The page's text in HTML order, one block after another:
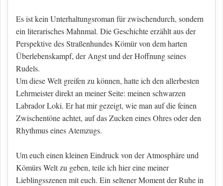
Es ist kein Unterhaltungsroman für zwischendurch, sondern
ein literarisches Mahnmal. Die Geschichte erzählt aus der
Perspektive des Straßenhundes Kömür von dem harten
Überlebenskampf, der Angst und der Hoffnung seines
Rudels.
Um diese Welt greifen zu können, hatte ich den allerbesten
Lehrmeister direkt an meiner Seite: meinen schwarzen
Labrador Loki. Er hat mir gezeigt, wie man auf die feinen
Zwischentöne achtet, auf das Zucken eines Ohres oder den
Rhythmus eines Atemzugs.
Um euch einen kleinen Eindruck von der Atmosphäre und
Kömürs Welt zu geben, teile ich hier eine meiner
Lieblingsszenen mit euch. Ein seltener Moment der Ruhe in